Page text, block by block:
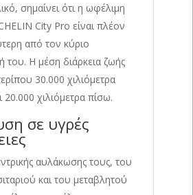
σημαίνει ότι η ωφέλιμη
City Pro είναι πλέον
από τον κύριο
του. Η μέση διάρκεια ζωής
30.000 χιλιόμετρα
20.000 χιλιόμετρα πίσω.
σε υγρές
αυλάκωσης τους, του
και του μεταβλητού